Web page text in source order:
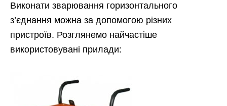
Виконати зварювання горизонтального
з’єднання можна за допомогою різних
пристроїв. Розглянемо найчастіше
використовувані прилади: